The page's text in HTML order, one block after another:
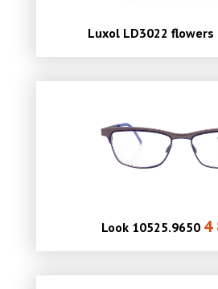
Luxol LD3022 flowers
Look 10525.9650 4